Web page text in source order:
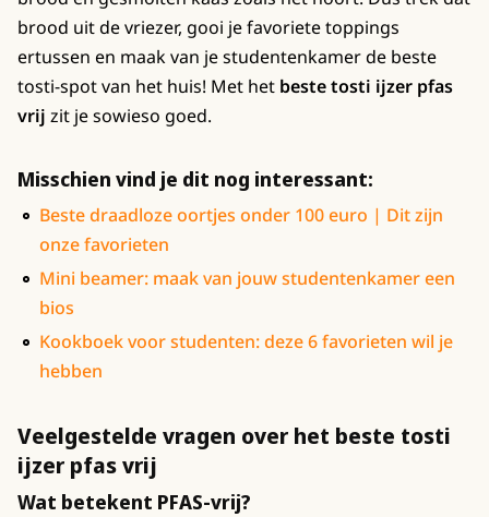
brood uit de vriezer, gooi je favoriete toppings
ertussen en maak van je studentenkamer de beste
tosti-spot van het huis! Met het beste tosti ijzer pfas
vrij zit je sowieso goed.
Misschien vind je dit nog interessant:
Beste draadloze oortjes onder 100 euro | Dit zijn
onze favorieten
Mini beamer: maak van jouw studentenkamer een
bios
Kookboek voor studenten: deze 6 favorieten wil je
hebben
Veelgestelde vragen over het beste tosti
ijzer pfas vrij
Wat betekent PFAS-vrij?